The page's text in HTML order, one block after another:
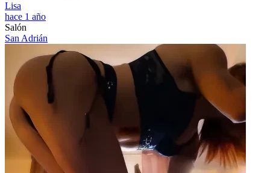
Lisa
hace 1 año
Salón
San Adrián